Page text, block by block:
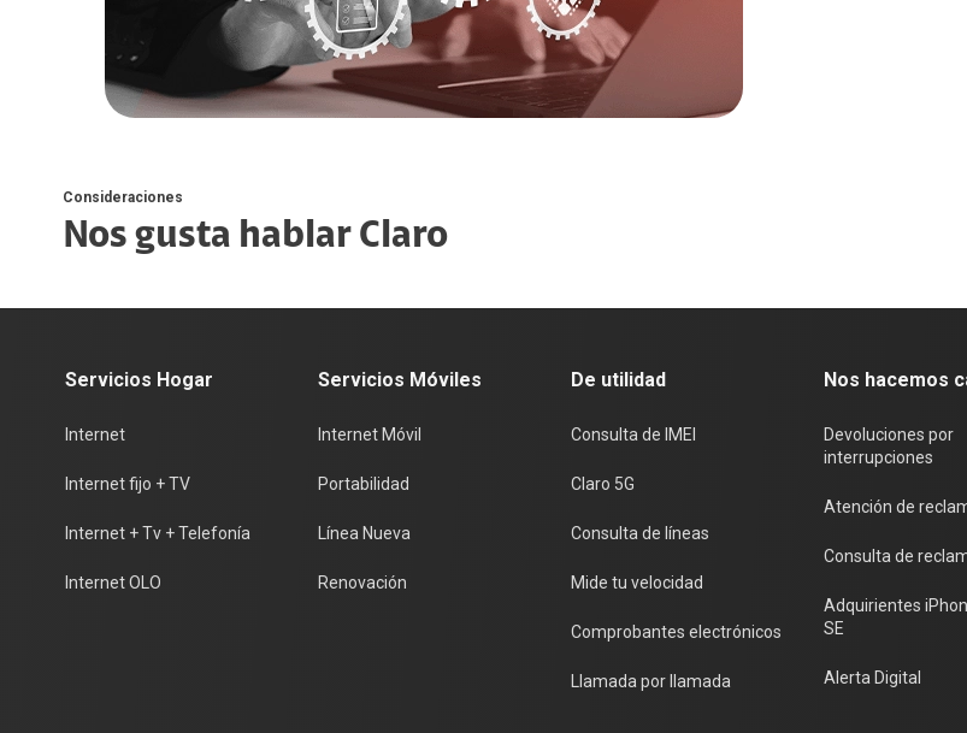
Consideraciones
Nos gusta hablar Claro
Servicios Hogar
Internet
Internet fijo + TV
Internet + Tv + Telefonía
Internet OLO
Servicios Móviles
Internet Móvil
Portabilidad
Línea Nueva
Renovación
De utilidad
Consulta de IMEI
Claro 5G
Consulta de líneas
Mide tu velocidad
Comprobantes electrónicos
Llamada por llamada
Nos hacemos
Devoluciones por
interrupciones
Atención de
Consulta de
Adquirientes
SE
Alerta Digital